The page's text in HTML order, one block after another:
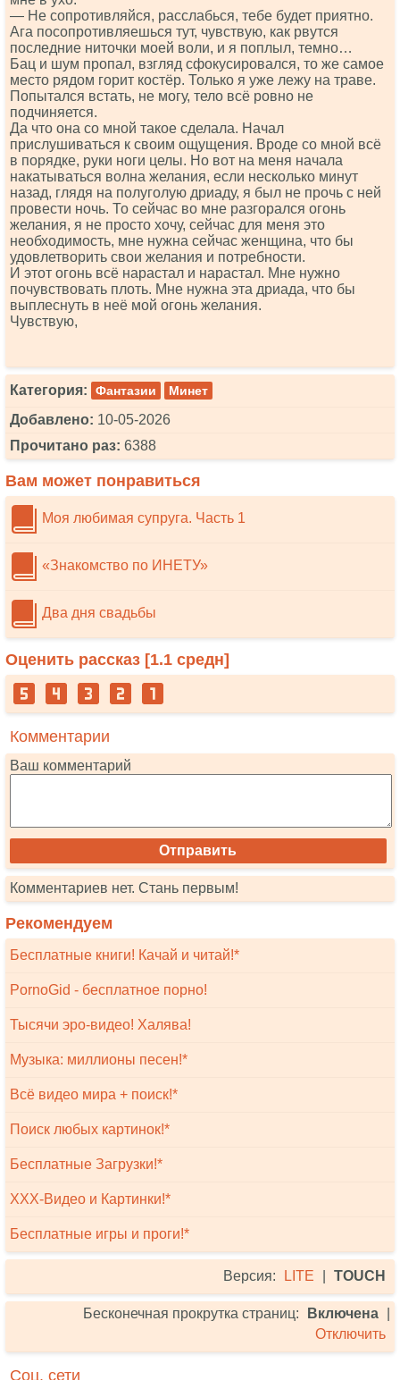
— Не сопротивляйся, расслабься, тебе будет приятно.
Ага посопротивляешься тут, чувствую, как рвутся
последние ниточки моей воли, и я поплыл, темно…
Бац и шум пропал, взгляд сфокусировался, то же самое
место рядом горит костёр. Только я уже лежу на траве.
Попытался встать, не могу, тело всё ровно не
подчиняется.
Да что она со мной такое сделала. Начал
прислушиваться к своим ощущения. Вроде со мной всё
в порядке, руки ноги целы. Но вот на меня начала
накатываться волна желания, если несколько минут
назад, глядя на полуголую дриаду, я был не прочь с ней
провести ночь. То сейчас во мне разгорался огонь
желания, я не просто хочу, сейчас для меня это
необходимость, мне нужна сейчас женщина, что бы
удовлетворить свои желания и потребности.
И этот огонь всё нарастал и нарастал. Мне нужно
почувствовать плоть. Мне нужна эта дриада, что бы
выплеснуть в неё мой огонь желания.
Чувствую,
Категория: Фантазии Минет
Добавлено: 10-05-2026
Прочитано раз: 6388
Вам может понравиться
Моя любимая супруга. Часть 1
«Знакомство по ИНЕТУ»
Два дня свадьбы
Оценить рассказ [1.1 средн]
Комментарии
Ваш комментарий
Комментариев нет. Стань первым!
Рекомендуем
Бесплатные книги! Качай и читай!*
PornoGid - бесплатное порно!
Тысячи эро-видео! Халява!
Музыка: миллионы песен!*
Всё видео мира + поиск!*
Поиск любых картинок!*
Бесплатные Загрузки!*
XXX-Видео и Картинки!*
Бесплатные игры и проги!*
Версия: LITE TOUCH
Бесконечная прокрутка страниц: Включена
Отключить
Соц. сети